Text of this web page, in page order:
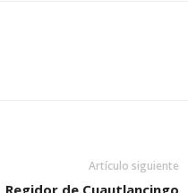
Artículo siguiente
Regidor de Cuautlancingo